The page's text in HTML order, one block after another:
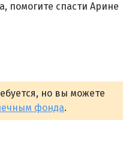
помогите спасти Арине
но вы можете
фонда.